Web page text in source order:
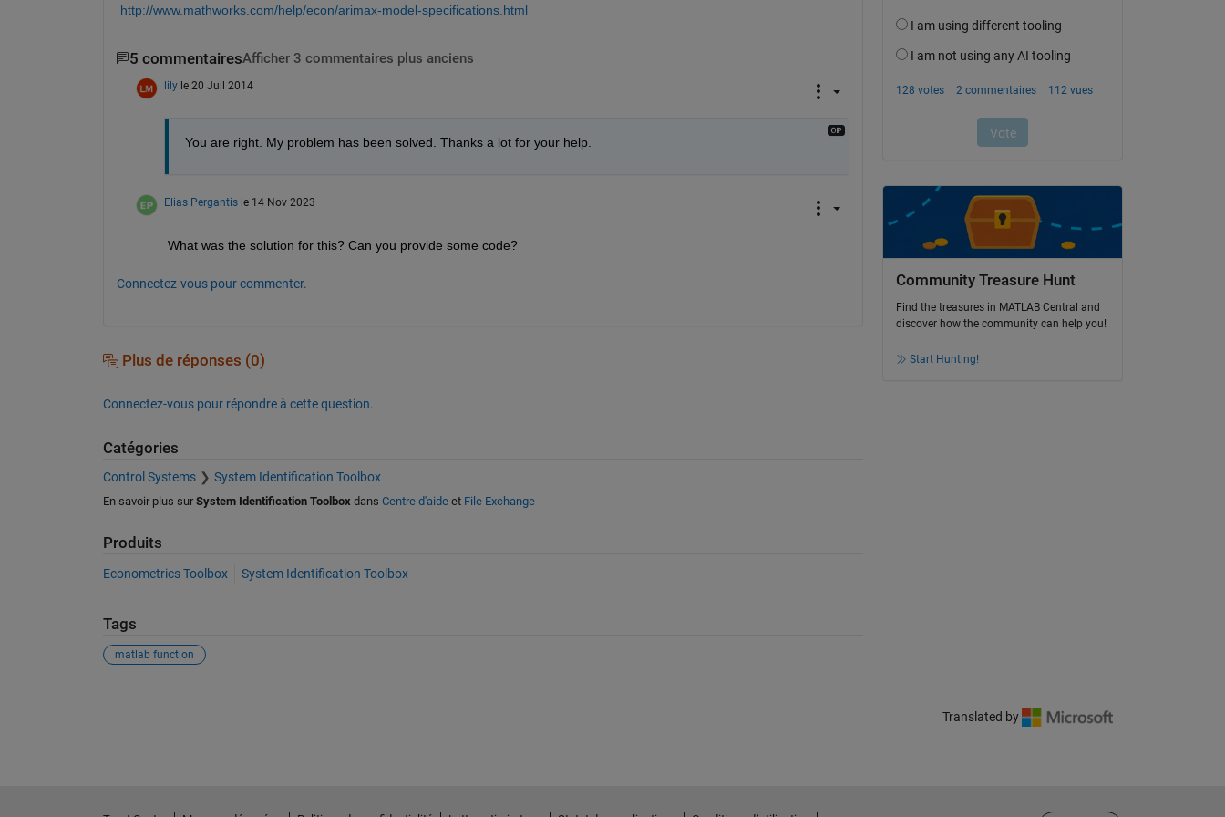
http://www.mathworks.com/help/econ/arimax-model-specifications.html
5 commentairesAfficher 3 commentaires plus anciens
lily le 20 Juil 2014
You are right. My problem has been solved. Thanks a lot for your help.
Elias Pergantis le 14 Nov 2023
What was the solution for this? Can you provide some code?
Connectez-vous pour commenter.
Plus de réponses (0)
Connectez-vous pour répondre à cette question.
Catégories
Control Systems System Identification Toolbox
En savoir plus sur System Identification Toolboxdans Centre d'aideet File Exchange
Produits
Econometrics Toolbox System Identification Toolbox
Tags
matlab function
Community Treasure Hunt
Find the treasures in MATLAB Central and
discover how the community can help you!
Start Hunting!
Translated by